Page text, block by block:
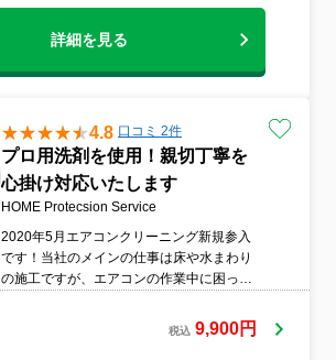
詳細を見る
4.8 口コミ 2件
プロ用洗剤を使用！親切丁寧を
心掛け対応いたします
HOME Protecsion Service
2020年5月エアコンクリーニング新規参入
です！当社のメインの仕事は床や水まわり
の施工ですが、エアコンの作業中に困った
さい。 また、「この人に頼みたい！」と思
っていただけるよう、丁寧な施工と細やか
税込 9,900円